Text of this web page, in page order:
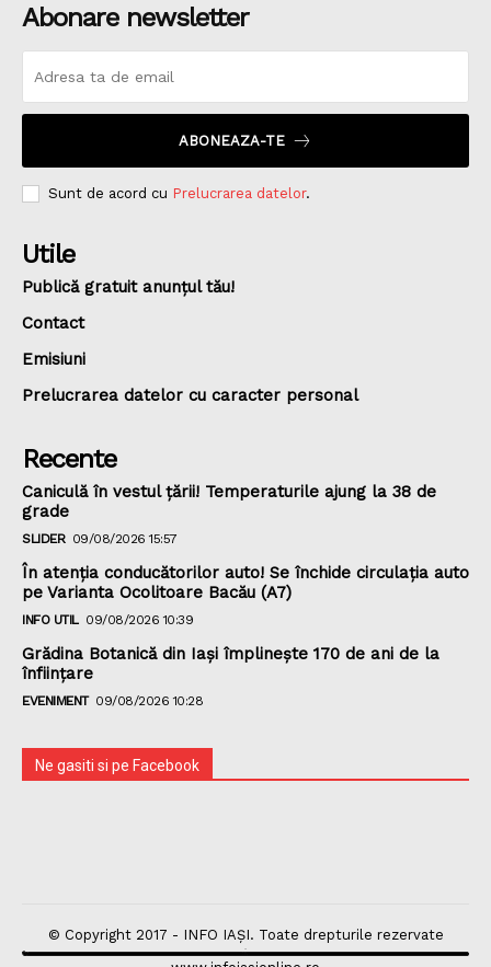
Abonare newsletter
ABONEAZA-TE
Sunt de acord cu Prelucrarea datelor.
Utile
Publică gratuit anunțul tău!
Contact
Emisiuni
Prelucrarea datelor cu caracter personal
Recente
Caniculă în vestul țării! Temperaturile ajung la 38 de
grade
SLIDER 09/08/2026 15:57
În atenția conducătorilor auto! Se închide circulația auto
pe Varianta Ocolitoare Bacău (A7)
INFO UTIL 09/08/2026 10:39
Grădina Botanică din Iaşi împlineşte 170 de ani de la
înfiinţare
EVENIMENT 09/08/2026 10:28
Ne gasiti si pe Facebook
© Copyright 2017 - INFO IAȘI. Toate drepturile rezervate